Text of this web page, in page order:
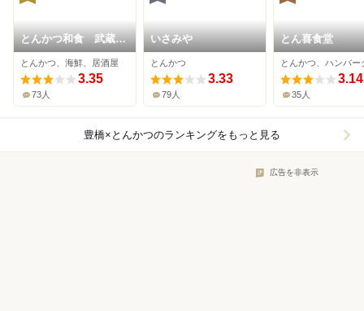
とんかつ和食 武蔵総
本店
とんかつ、海鮮、居酒屋
3.35
73人
いさみや
とんかつ
3.33
79人
とん喜食堂
3.14
35人
豊橋×とんかつのランキングをもっと見る
広告を非表示